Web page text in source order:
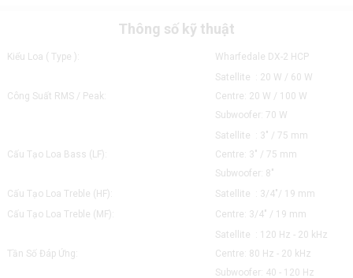
Thông số kỹ thuật
Kiểu Loa ( Type ): Wharfedale DX-2 HCP
Công Suất RMS / Peak:
Satellite : 20 W / 60 W
Centre: 20 W / 100 W
Subwoofer: 70 W
Cấu Tạo Loa Bass (LF):
Satellite : 3" / 75 mm
Centre: 3" / 75 mm
Subwoofer: 8"
Cấu Tạo Loa Treble (HF):
Satellite : 3/4"/ 19 mm
Cấu Tạo Loa Treble (MF):
Centre: 3/4" / 19 mm
Tần Số Đáp Ứng:
Satellite : 120 Hz - 20 kHz
Centre: 80 Hz - 20 kHz
Subwoofer: 40 - 120 Hz